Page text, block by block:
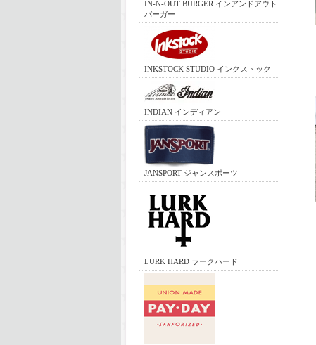
IN-N-OUT BURGER インアンドアウト
バーガー
INKSTOCK STUDIO インクストック
INDIAN インディアン
JANSPORT ジャンスポーツ
LURK HARD ラークハード